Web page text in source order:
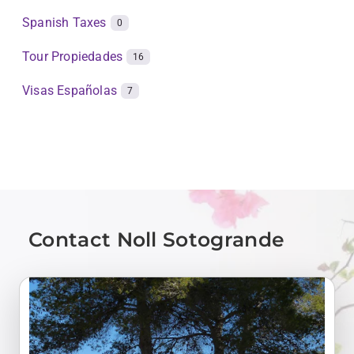
Spanish Taxes 0
Tour Propiedades 16
Visas Españolas 7
Contact Noll Sotogrande